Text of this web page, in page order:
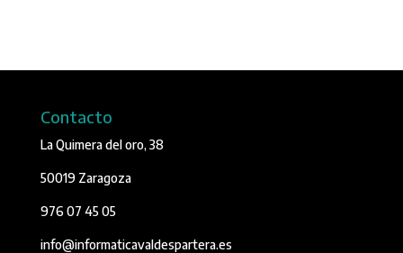
Contacto
La Quimera del oro, 38
50019 Zaragoza
976 07 45 05
info@informaticavaldespartera.es